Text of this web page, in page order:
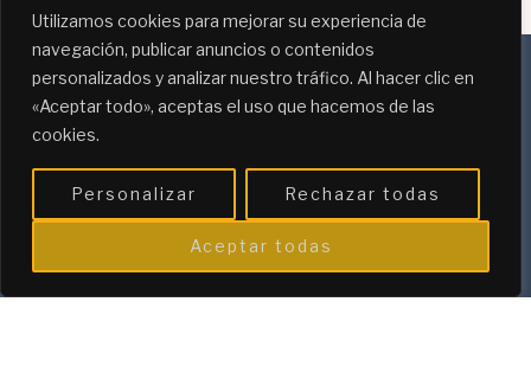
Utilizamos cookies para mejorar su experiencia de
navegación, publicar anuncios o contenidos
personalizados y analizar nuestro tráfico. Al hacer clic en
«Aceptar todo», aceptas el uso que hacemos de las
cookies.
Personalizar Rechazar todas
Aceptar todas
Política de Privacidad
Programa de afiliación de Amazon